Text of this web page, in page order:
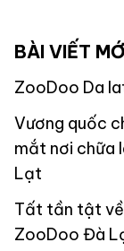
BÀI VIẾT
ZooDoo Da
Vương quốc
mắt nơi chữa
Lạt
Tất tần tật về
ZooDoo Đà